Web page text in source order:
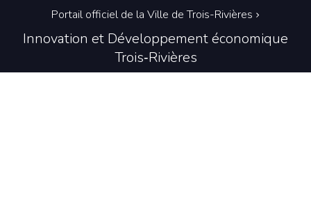
Innovation et Développement économique
Trois‑Rivières
Portail officiel de la Ville de Trois-Rivières